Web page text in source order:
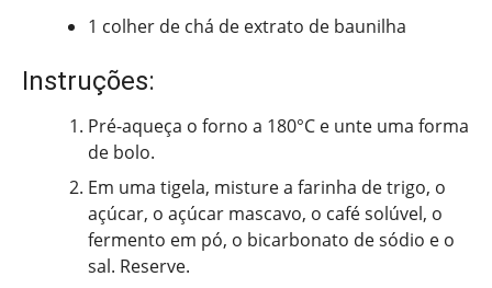
1 colher de chá de extrato de baunilha
Instruções:
Pré-aqueça o forno a 180°C e unte uma forma
de bolo.
Em uma tigela, misture a farinha de trigo, o
açúcar, o açúcar mascavo, o café solúvel, o
fermento em pó, o bicarbonato de sódio e o
sal. Reserve.